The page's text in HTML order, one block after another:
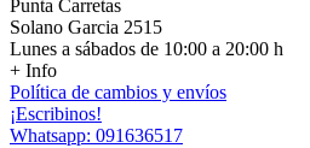
Punta Carretas
Solano Garcia 2515
Lunes a sábados de 10:00 a 20:00 h
+ Info
Política de cambios y envíos
¡Escribinos!
Whatsapp: 091636517